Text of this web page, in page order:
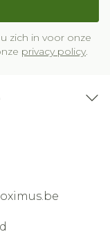
zich in voor onze
privacy policy.